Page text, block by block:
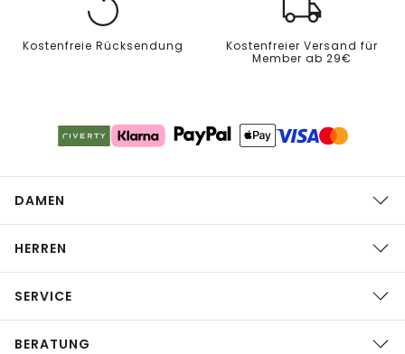
Kostenfreie Rücksendung
Kostenfreier Versand für
Member ab 29€
DAMEN
HERREN
SERVICE
BERATUNG